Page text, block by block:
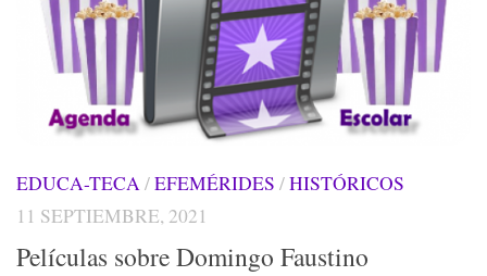
EDUCA-TECA/EFEMÉRIDES /HISTÓRICOS
11 SEPTIEMBRE, 2021
Películas sobre Domingo Faustino